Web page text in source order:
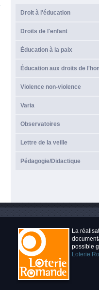
Droit à l'éducation
Droits de l'enfant
Éducation à la paix
Éducation aux droits de
Violence non-violence
Varia
Observatoires
Lettre de la veille
Pédagogie/Didactique
La
possible
Loterie